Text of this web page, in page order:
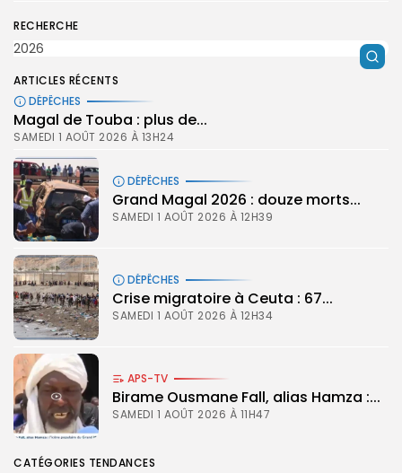
RECHERCHE
ARTICLES RÉCENTS
DÉPÊCHES
Magal de Touba : plus de...
SAMEDI 1 AOÛT 2026 À 13H24
DÉPÊCHES
Grand Magal 2026 : douze morts...
SAMEDI 1 AOÛT 2026 À 12H39
DÉPÊCHES
Crise migratoire à Ceuta : 67...
SAMEDI 1 AOÛT 2026 À 12H34
APS-TV
Birame Ousmane Fall, alias Hamza :...
SAMEDI 1 AOÛT 2026 À 11H47
CATÉGORIES TENDANCES